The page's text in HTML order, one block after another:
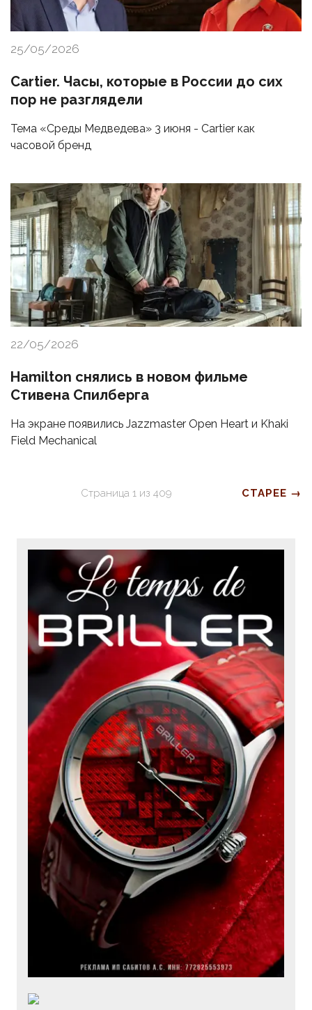
25/05/2026
Cartier. Часы, которые в России до сих
пор не разглядели
Тема «Среды Медведева» 3 июня - Cartier как
часовой бренд
22/05/2026
Hamilton снялись в новом фильме
Стивена Спилберга
На экране появились Jazzmaster Open Heart и Khaki
Field Mechanical
Страница 1из 409 СТАРЕЕ →